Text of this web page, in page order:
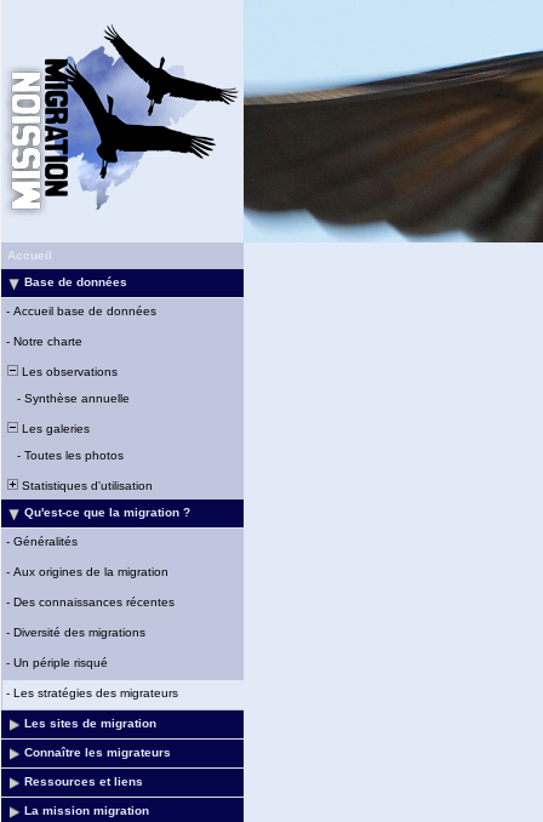
Accueil
Base de données
- Accueil base de données
- Notre charte
Les observations
- Synthèse annuelle
Les galeries
- Toutes les photos
Statistiques d'utilisation
Qu'est-ce que la migration ?
- Généralités
- Aux origines de la migration
- Des connaissances récentes
- Diversité des migrations
- Un périple risqué
- Les stratégies des migrateurs
Les sites de migration
Connaître les migrateurs
Ressources et liens
La mission migration